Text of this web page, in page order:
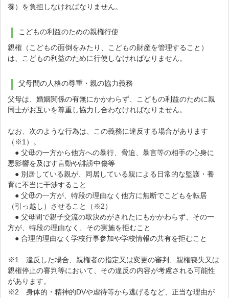
養）を負担しなければなりません。
こどもの利益のための親権行使
親権（こどもの面倒をみたり、こどもの財産を管理すること）
は、こどもの利益のために行使しなければなりません。
父母間の人格の尊重・親の協力義務
父母は、婚姻関係の有無にかかわらず、こどもの利益のために親
同士がお互いを尊重し協力し合わなければなりません。
なお、次のような行為は、この義務に違反する場合があります
（※1）。
● 父母の一方から他方への暴行、脅迫、暴言等の相手の心身に
悪影響を及ぼす言動や誹謗中傷等
● 別居している親が、同居している親による日常的な監護・養
育に不当に干渉すること
● 父母の一方が、特段の理由なく他方に無断でこどもを転居
（引っ越し）させること（※2）
● 父母間で親子交流の取決めがされたにもかかわらず、その一
方が、特段の理由なく、その実施を拒むこと
● 合理的理由なく学校行事参加や学校情報の共有を拒むこと
※1 違反した場合、親権者の指定又は変更の審判、親権喪失又は
親権停止の審判等において、その違反の内容が考慮される可能性
があります。
※2 身体的・精神的DVや虐待等から逃げるなど、正当な理由が